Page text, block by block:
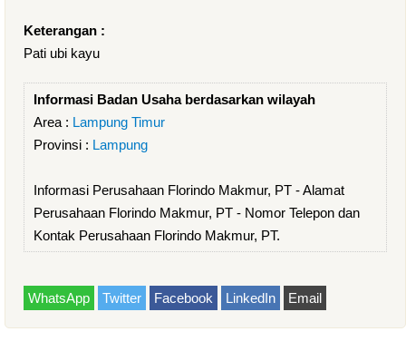
Keterangan :
Pati ubi kayu
Informasi Badan Usaha berdasarkan wilayah
Area : Lampung Timur
Provinsi : Lampung
Informasi Perusahaan Florindo Makmur, PT - Alamat
Perusahaan Florindo Makmur, PT - Nomor Telepon dan
Kontak Perusahaan Florindo Makmur, PT.
WhatsApp Twitter Facebook LinkedIn Email